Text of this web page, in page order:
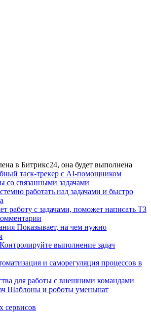
в Битрикс24, она будет выполнена
таск-трекер с AI-помощником
со связанными задачами
работать над задачами и быстро
работу с задачами, поможет написать ТЗ
Показывает, на чем нужно
Контролируйте выполнение задач
и саморегуляция процессов в
для работы с внешними командами
Шаблоны и роботы уменьшат
сервисов